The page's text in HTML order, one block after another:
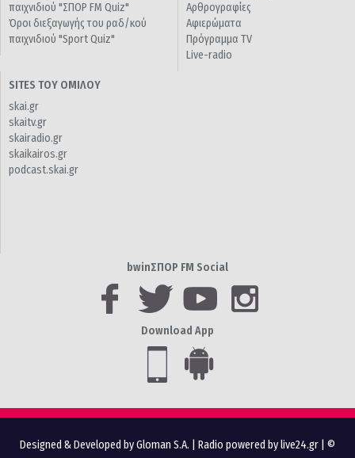
παιχνιδιού "ΣΠΟΡ FM Quiz"
Όροι διεξαγωγής του ραδ/κού
παιχνιδιού "Sport Quiz"
Αρθρογραφίες
Αφιερώματα
Πρόγραμμα TV
Live-radio
SITES ΤΟΥ ΟΜΙΛΟΥ
skai.gr
skaitv.gr
skairadio.gr
skaikairos.gr
podcast.skai.gr
bwinΣΠΟΡ FM Social
Download App
Designed & Developed by Gloman S.A. Radio powered by live24.gr | ©